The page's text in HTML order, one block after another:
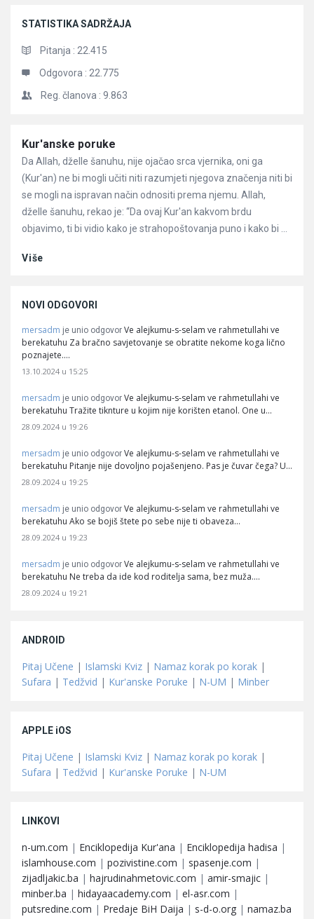
STATISTIKA SADRŽAJA
Pitanja : 22.415
Odgovora : 22.775
Reg. članova : 9.863
Članci
Kur'anske poruke
Da Allah, dželle šanuhu, nije ojačao srca vjernika, oni ga
(Kur'an) ne bi mogli učiti niti razumjeti njegova značenja niti bi
se mogli na ispravan način odnositi prema njemu. Allah,
dželle šanuhu, rekao je: “Da ovaj Kur'an kakvom brdu
objavimo, ti bi vidio kako je strahopoštovanja puno i kako bi ...
Više
NOVI ODGOVORI
mersadm je unio odgovor Ve alejkumu-s-selam ve rahmetullahi ve
berekatuhu Za bračno savjetovanje se obratite nekome koga lično
poznajete.…
13.10.2024 u 15:25
mersadm je unio odgovor Ve alejkumu-s-selam ve rahmetullahi ve
berekatuhu Tražite tiknture u kojim nije korišten etanol. One u…
28.09.2024 u 19:26
mersadm je unio odgovor Ve alejkumu-s-selam ve rahmetullahi ve
berekatuhu Pitanje nije dovoljno pojašenjeno. Pas je čuvar čega? U…
28.09.2024 u 19:25
mersadm je unio odgovor Ve alejkumu-s-selam ve rahmetullahi ve
berekatuhu Ako se bojiš štete po sebe nije ti obaveza…
28.09.2024 u 19:23
mersadm je unio odgovor Ve alejkumu-s-selam ve rahmetullahi ve
berekatuhu Ne treba da ide kod roditelja sama, bez muža.…
28.09.2024 u 19:21
ANDROID
Pitaj Učene | Islamski Kviz | Namaz korak po korak |
Sufara | Tedžvid | Kur'anske Poruke | N-UM | Minber
APPLE iOS
Pitaj Učene | Islamski Kviz | Namaz korak po korak |
Sufara | Tedžvid | Kur'anske Poruke | N-UM
LINKOVI
n-um.com | Enciklopedija Kur'ana | Enciklopedija hadisa |
islamhouse.com | pozivistine.com | spasenje.com |
zijadljakic.ba | hajrudinahmetovic.com | amir-smajic |
minber.ba | hidayaacademy.com | el-asr.com |
putsredine.com | Predaje BiH Daija | s-d-o.org | namaz.ba